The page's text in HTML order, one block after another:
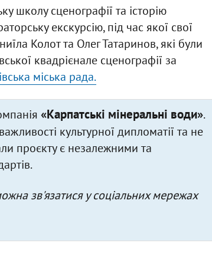
школу сценографії та історію
екскурсію, під час якої свої
Колот та Олег Татаринов, які були
квадрієнале сценографії за
міська рада.
«Карпатські мінеральні води».
культурної дипломатії та не
проєкту є незалежними та
зв'язатися у соціальних мережах